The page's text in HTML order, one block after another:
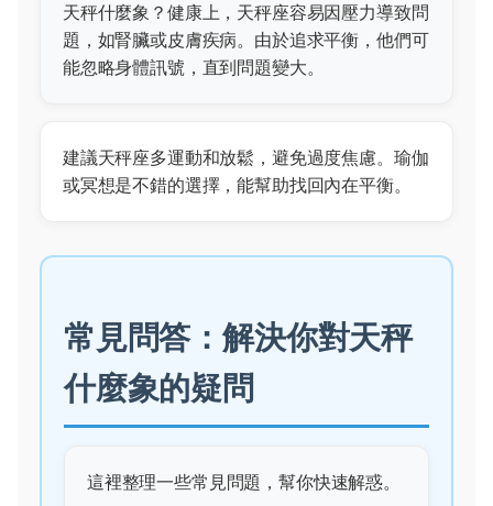
天秤什麼象？健康上，天秤座容易因壓力導致問
題，如腎臟或皮膚疾病。由於追求平衡，他們可
能忽略身體訊號，直到問題變大。
建議天秤座多運動和放鬆，避免過度焦慮。瑜伽
或冥想是不錯的選擇，能幫助找回內在平衡。
常見問答：解決你對天秤
什麼象的疑問
這裡整理一些常見問題，幫你快速解惑。